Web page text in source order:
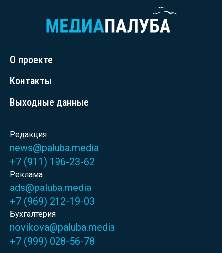
О проекте
Контакты
Выходные данные
Редакция
news@paluba.media
+7 (911) 196-23-62
Реклама
ads@paluba.media
+7 (969) 212-19-03
Бухгалтерия
novikova@paluba.media
+7 (999) 028-56-78